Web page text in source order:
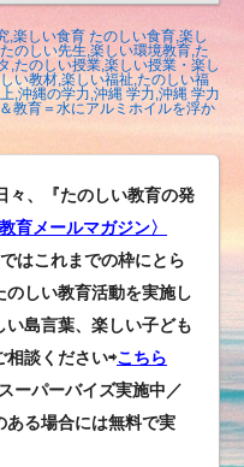
,楽しい食育 たのしい食育,楽し
のしい先生,楽しい環境教育,た
,たのしい授業,楽しい授業・楽し
い教材,楽しい福祉,たのしい福
,沖縄の学力,沖縄 学力,沖縄 学力
教育＝水にアルミホイルを浮か
々、『たのしい教育の発
育メールマガジン〉
ではこれまでの枠にとら
しい教育活動を実施し
島言葉、楽しい子ども
相談ください⇨こちら
ーパーバイズ実施中／
ある場合には無料で実